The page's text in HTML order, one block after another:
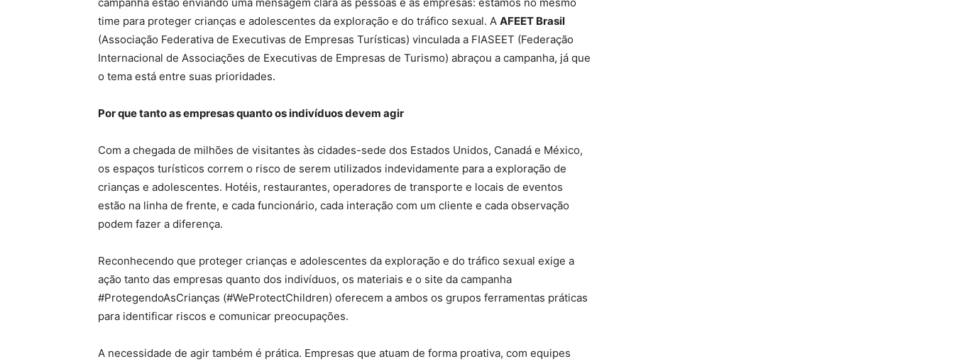
time para proteger crianças e adolescentes da exploração e do tráfico sexual. A AFEET Brasil
(Associação Federativa de Executivas de Empresas Turísticas) vinculada a FIASEET (Federação
Internacional de Associações de Executivas de Empresas de Turismo) abraçou a campanha, já que
o tema está entre suas prioridades.
Por que tanto as empresas quanto os indivíduos devem agir
Com a chegada de milhões de visitantes às cidades-sede dos Estados Unidos, Canadá e México,
os espaços turísticos correm o risco de serem utilizados indevidamente para a exploração de
crianças e adolescentes. Hotéis, restaurantes, operadores de transporte e locais de eventos
estão na linha de frente, e cada funcionário, cada interação com um cliente e cada observação
podem fazer a diferença.
Reconhecendo que proteger crianças e adolescentes da exploração e do tráfico sexual exige a
ação tanto das empresas quanto dos indivíduos, os materiais e o site da campanha
#ProtegendoAsCrianças (#WeProtectChildren) oferecem a ambos os grupos ferramentas práticas
para identificar riscos e comunicar preocupações.
A necessidade de agir também é prática. Empresas que atuam de forma proativa, com equipes